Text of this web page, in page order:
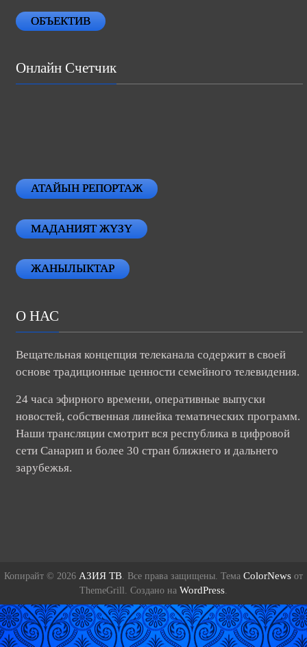
ОБЪЕКТИВ
Онлайн Счетчик
АТАЙЫН РЕПОРТАЖ
МАДАНИЯТ ЖҮЗҮ
ЖАНЫЛЫКТАР
О НАС
Вещательная концепция телеканала содержит в своей
основе традиционные ценности семейного телевидения.
24 часа эфирного времени, оперативные выпуски
новостей, собственная линейка тематических программ.
Наши трансляции смотрит вся республика в цифровой
сети Санарип и более 30 стран ближнего и дальнего
зарубежья.
Копирайт © 2026 АЗИЯ ТВ . Все права защищены. Тема ColorNews от
ThemeGrill. Создано на WordPress